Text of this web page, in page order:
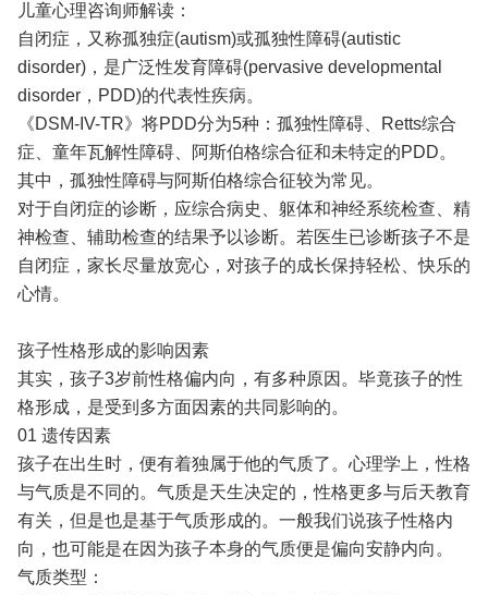
儿童心理咨询师解读：
自闭症，又称孤独症(autism)或孤独性障碍(autistic
disorder)，是广泛性发育障碍(pervasive developmental
disorder，PDD)的代表性疾病。
《DSM-IV-TR》将PDD分为5种：孤独性障碍、Retts综合
症、童年瓦解性障碍、阿斯伯格综合征和未特定的PDD。
其中，孤独性障碍与阿斯伯格综合征较为常见。
对于自闭症的诊断，应综合病史、躯体和神经系统检查、精
神检查、辅助检查的结果予以诊断。若医生已诊断孩子不是
自闭症，家长尽量放宽心，对孩子的成长保持轻松、快乐的
心情。
孩子性格形成的影响因素
其实，孩子3岁前性格偏内向，有多种原因。毕竟孩子的性
格形成，是受到多方面因素的共同影响的。
01 遗传因素
孩子在出生时，便有着独属于他的气质了。心理学上，性格
与气质是不同的。气质是天生决定的，性格更多与后天教育
有关，但是也是基于气质形成的。一般我们说孩子性格内
向，也可能是在因为孩子本身的气质便是偏向安静内向。
气质类型：